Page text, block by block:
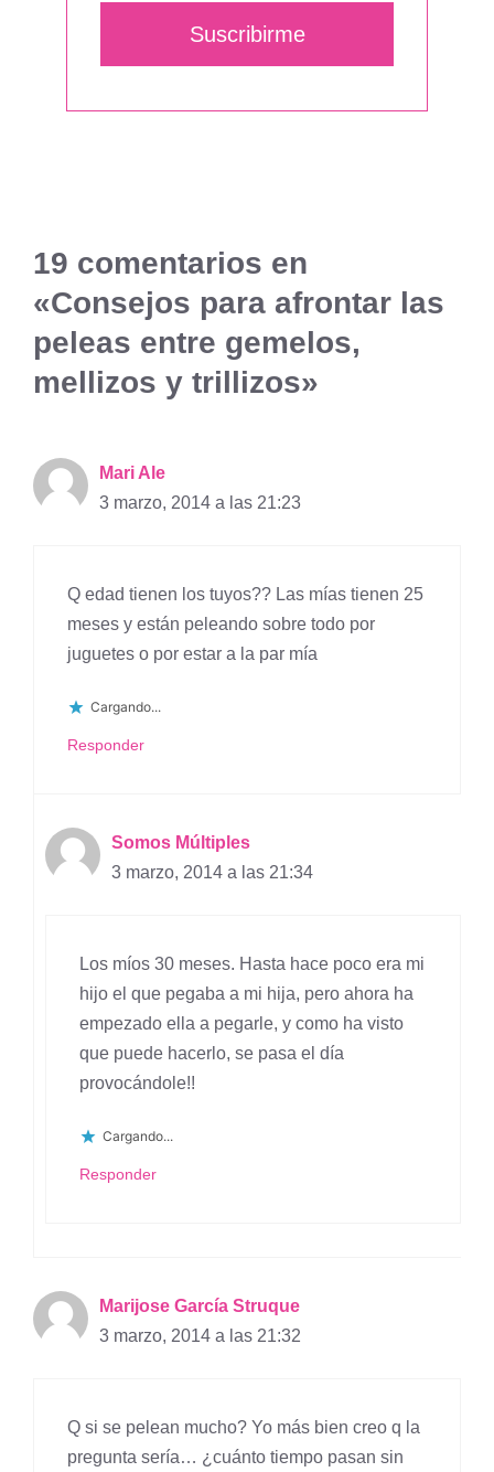
Suscribirme
19 comentarios en
«Consejos para afrontar las
peleas entre gemelos,
mellizos y trillizos»
Mari Ale
3 marzo, 2014 a las 21:23
Q edad tienen los tuyos?? Las mías tienen 25
meses y están peleando sobre todo por
juguetes o por estar a la par mía
Cargando...
Responder
Somos Múltiples
3 marzo, 2014 a las 21:34
Los míos 30 meses. Hasta hace poco era mi
hijo el que pegaba a mi hija, pero ahora ha
empezado ella a pegarle, y como ha visto
que puede hacerlo, se pasa el día
provocándole!!
Cargando...
Responder
Marijose García Struque
3 marzo, 2014 a las 21:32
Q si se pelean mucho? Yo más bien creo q la
pregunta sería… ¿cuánto tiempo pasan sin